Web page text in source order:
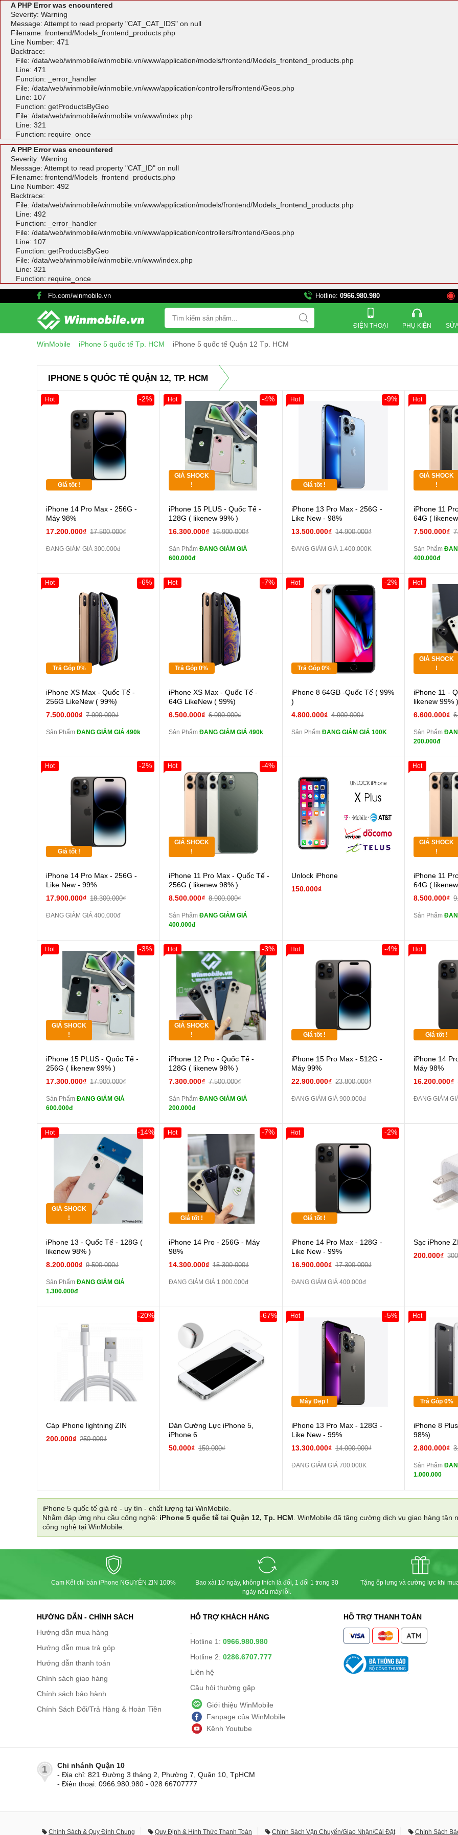
A PHP Error was encountered
Severity: Warning
Message: Attempt to read property "CAT_CAT_IDS" on null
Filename: frontend/Models_frontend_products.php
Line Number: 471
Backtrace:
File: /data/web/winmobile/winmobile.vn/www/application/models/frontend/Models_frontend_products.php
Line: 471
Function: _error_handler
File: /data/web/winmobile/winmobile.vn/www/application/controllers/frontend/Geos.php
Line: 107
Function: getProductsByGeo
File: /data/web/winmobile/winmobile.vn/www/index.php
Line: 321
Function: require_once
A PHP Error was encountered
Severity: Warning
Message: Attempt to read property "CAT_ID" on null
Filename: frontend/Models_frontend_products.php
Line Number: 492
Backtrace:
File: /data/web/winmobile/winmobile.vn/www/application/models/frontend/Models_frontend_products.php
Line: 492
Function: _error_handler
File: /data/web/winmobile/winmobile.vn/www/application/controllers/frontend/Geos.php
Line: 107
Function: getProductsByGeo
File: /data/web/winmobile/winmobile.vn/www/index.php
Line: 321
Function: require_once
Fb.com/winmobile.vn Hotline: 0966.980.980 821 Đường 3 tháng 2,
ĐIỆN THOẠI PHỤ KIỆN
WinMobile iPhone 5 quốc tế Tp. HCM iPhone 5 quốc tế Quận 12 Tp. HCM
IPHONE 5 QUỐC TẾ QUẬN 12, TP. HCM
Giá tốt !
iPhone 14 Pro Max - 256G -
Máy 98%
17.200.000₫ 17.500.000₫
-2%
ĐANG GIẢM GIÁ 300.000đ
Hot
GIÁ SHOCK
!
Giảm 100.000đ
Khách Hàng
Tặng
Cường lực 10D full
màn
tai nghe iPhone 6S
Pin dự phòng và
các Phụ Kiện Khác
iPhone 15 PLUS - Quốc Tế -
128G ( likenew 99% )
16.300.000₫ 16.900.000₫
-4%
Sản Phẩm ĐANG GIẢM GIÁ
600.000đ
Hot
Giá tốt !
iPhone 13 Pro Max - 256G -
Like New - 98%
13.500.000₫ 14.900.000₫
-9%
ĐANG GIẢM GIÁ 1.400.000K
Hot
GIÁ SHOCK
!
Giảm
Thân Thiết
màn
các Phụ Kiện
iPhone 11
64G (
7.500.000₫
Sản Phẩm
400.000đ
Hot
Trả Góp 0%
Giảm 100.000đ
Khách Hàng
Tặng
Cường lực 10D full
màn
tai nghe iPhone 6S
Pin dự phòng và
các Phụ Kiện Khác
iPhone XS Max - Quốc Tế -
256G LikeNew ( 99%)
7.500.000₫ 7.990.000₫
-6%
Sản Phẩm ĐANG GIẢM GIÁ 490k
Hot
Trả Góp 0%
Giảm 100.000đ
Khách Hàng
Tặng
Cường lực 10D full
màn
tai nghe iPhone 6S
Pin dự phòng và
các Phụ Kiện Khác
iPhone XS Max - Quốc Tế -
64G LikeNew ( 99%)
6.500.000₫ 6.990.000₫
-7%
Sản Phẩm ĐANG GIẢM GIÁ 490k
Hot
Trả Góp 0%
Giảm 100.000đ
Khách Hàng
Thân Thiết
Tặng
Cường lực 10D full
màn
tai nghe iPhone 6S
Pin dự phòng và
các Phụ Kiện Khác
iPhone 8 64GB -Quốc Tế ( 99%
)
4.800.000₫ 4.900.000₫
-2%
Sản Phẩm ĐANG GIẢM GIÁ 100K
Hot
GIÁ SHOCK
!
Giảm
Thân Thiết
Tặng
Tặng
màn
các Phụ Kiện
iPhone 11 -
likenew 99% )
6.600.000₫
Sản Phẩm
200.000đ
Hot
Giá tốt !
iPhone 14 Pro Max - 256G -
Like New - 99%
17.900.000₫ 18.300.000₫
-2%
ĐANG GIẢM GIÁ 400.000đ
Hot
GIÁ SHOCK
!
Giảm 100.000đ
Khách Hàng
Thân Thiết
Cường lực 10D full
màn
tai nghe iPhone 6S
Pin dự phòng và
các Phụ Kiện Khác
iPhone 11 Pro Max - Quốc Tế -
256G ( likenew 98% )
8.500.000₫ 8.900.000₫
-4%
Sản Phẩm ĐANG GIẢM GIÁ
400.000đ
Hot
Unlock iPhone
150.000₫
GIÁ SHOCK
!
Giảm
Thân Thiết
màn
các Phụ Kiện
iPhone 11
64G (
8.500.000₫
Sản Phẩm
Hot
GIÁ SHOCK
!
Giảm 100.000đ
Khách Hàng
Tặng
Cường lực 10D full
màn
tai nghe iPhone 6S
Pin dự phòng và
các Phụ Kiện Khác
iPhone 15 PLUS - Quốc Tế -
256G ( likenew 99% )
17.300.000₫ 17.900.000₫
-3%
Sản Phẩm ĐANG GIẢM GIÁ
600.000đ
Hot
GIÁ SHOCK
!
Giảm 100.000đ
Khách Hàng
Thân Thiết
Cường lực 10D full
màn
tai nghe iPhone 6S
Pin dự phòng và
các Phụ Kiện Khác
iPhone 12 Pro - Quốc Tế -
128G ( likenew 98% )
7.300.000₫ 7.500.000₫
-3%
Sản Phẩm ĐANG GIẢM GIÁ
200.000đ
Hot
Giá tốt !
iPhone 15 Pro Max - 512G -
Máy 99%
22.900.000₫ 23.800.000₫
-4%
ĐANG GIẢM GIÁ 900.000đ
Hot
Giá tốt !
iPhone 14
Máy 98%
16.200.000₫
ĐANG GIẢM
Hot
GIÁ SHOCK
!
Giảm 100.000đ
Khách Hàng
Tặng
Cường lực 10D full
màn
tai nghe iPhone 6S
Pin dự phòng và
các Phụ Kiện Khác
iPhone 13 - Quốc Tế - 128G (
likenew 98% )
8.200.000₫ 9.500.000₫
-14%
Sản Phẩm ĐANG GIẢM GIÁ
1.300.000đ
Hot
Giá tốt !
iPhone 14 Pro - 256G - Máy
98%
14.300.000₫ 15.300.000₫
-7%
ĐANG GIẢM GIÁ 1.000.000đ
Hot
Giá tốt !
iPhone 14 Pro Max - 128G -
Like New - 99%
16.900.000₫ 17.300.000₫
-2%
ĐANG GIẢM GIÁ 400.000đ
Hot
Sạc iPhone
200.000₫
Cáp iPhone lightning ZIN
200.000₫ 250.000₫
-20%
Dán Cường Lực iPhone 5,
iPhone 6
50.000₫ 150.000₫
-67%
Máy Đẹp !
iPhone 13 Pro Max - 128G -
Like New - 99%
13.300.000₫ 14.000.000₫
-5%
ĐANG GIẢM GIÁ 700.000K
Hot
Trả Góp 0%
Giảm
Tặng
màn
iPhone 8
98%)
2.800.000₫
Sản Phẩm
1.000.000
Hot
iPhone 5 quốc tế giá rẻ - uy tín - chất lượng tại WinMobile.
Nhằm đáp ứng nhu cầu công nghệ: iPhone 5 quốc tế tại Quận 12, Tp. HCM . WinMobile đã tăng cường dịch vụ giao hàng
công nghệ tại WinMobile.
Cam Kết chỉ bán iPhone NGUYÊN ZIN 100%
Bao xài 10 ngày, không thích là đổi, 1 đổi 1 trong 30
ngày nếu máy lỗi.
Tặng ốp lưng và cường lực khi
HƯỚNG DẪN - CHÍNH SÁCH
Hướng dẫn mua hàng
Hướng dẫn mua trả góp
Hướng dẫn thanh toán
Chính sách giao hàng
Chính sách bảo hành
Chính Sách Đổi/Trả Hàng & Hoàn Tiền
HỖ TRỢ KHÁCH HÀNG
-
Hotline 1: 0966.980.980
Hotline 2: 0286.6707.777
Liên hệ
Câu hỏi thường gặp
Giới thiệu WinMobile
Fanpage của WinMobile
Kênh Youtube
HỖ TRỢ THANH TOÁN
1
Chi nhánh Quận 10
- Địa chỉ: 821 Đường 3 tháng 2, Phường 7, Quận 10, TpHCM
- Điện thoại: 0966.980.980 - 028 66707777
Chính Sách & Quy Định Chung Quy Định & Hình Thức Thanh Toán Chính Sách Vận Chuyển/Giao Nhận/Cài Đặt Chính Sách